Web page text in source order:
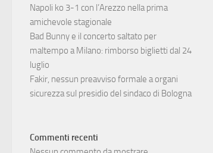
Napoli ko 3-1 con l’Arezzo nella prima
amichevole stagionale
Bad Bunny e il concerto saltato per
maltempo a Milano: rimborso biglietti dal 24
luglio
Fakir, nessun preavviso formale a organi
sicurezza sul presidio del sindaco di Bologna
Commenti recenti